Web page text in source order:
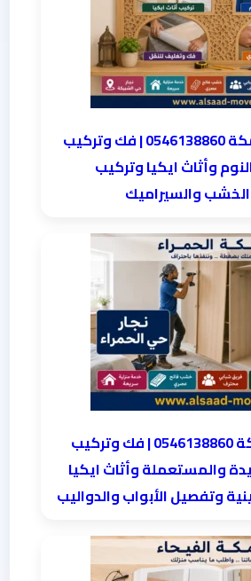
نجار الشبيكة بمكة 0546138860⁩ | فك وتركيب
وأثاث ايكيا وتركيب
الخشب والسيراميك
نجار الحمراء بمكة 0546138860⁩ | فك وتركيب
والمستعملة وأثاث ايكيا
وتفصيل الأبواب والدواليب